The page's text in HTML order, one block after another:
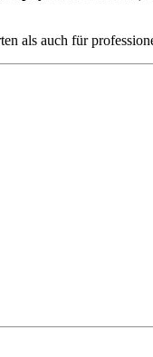
als auch für